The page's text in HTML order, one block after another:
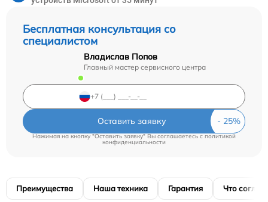
Бесплатная консультация со
специалистом
Владислав Попов
Главный мастер сервисного центра
Оставить заявку
Нажимая на кнопку "Оставить заявку" Вы соглашаетесь cполитикой
конфиденциальности
Преимущества Наша техника Гарантия Что